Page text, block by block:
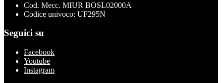
Cod. Mecc. MIUR BOSL02000A
Codice univoco: UF295N
Seguici su
Facebook
Youtube
Instagram